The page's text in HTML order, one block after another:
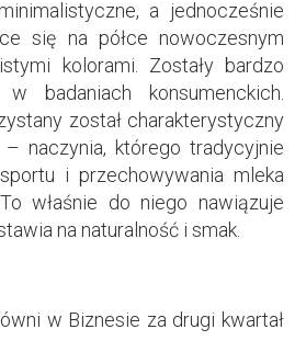
a jednocześnie
się na półce nowoczesnym
kolorami. Zostały bardzo
badaniach konsumenckich.
został charakterystyczny
– naczynia, którego tradycyjnie
i przechowywania mleka
właśnie do niego nawiązuje
na naturalność i smak.
w Biznesie za drugi kwartał